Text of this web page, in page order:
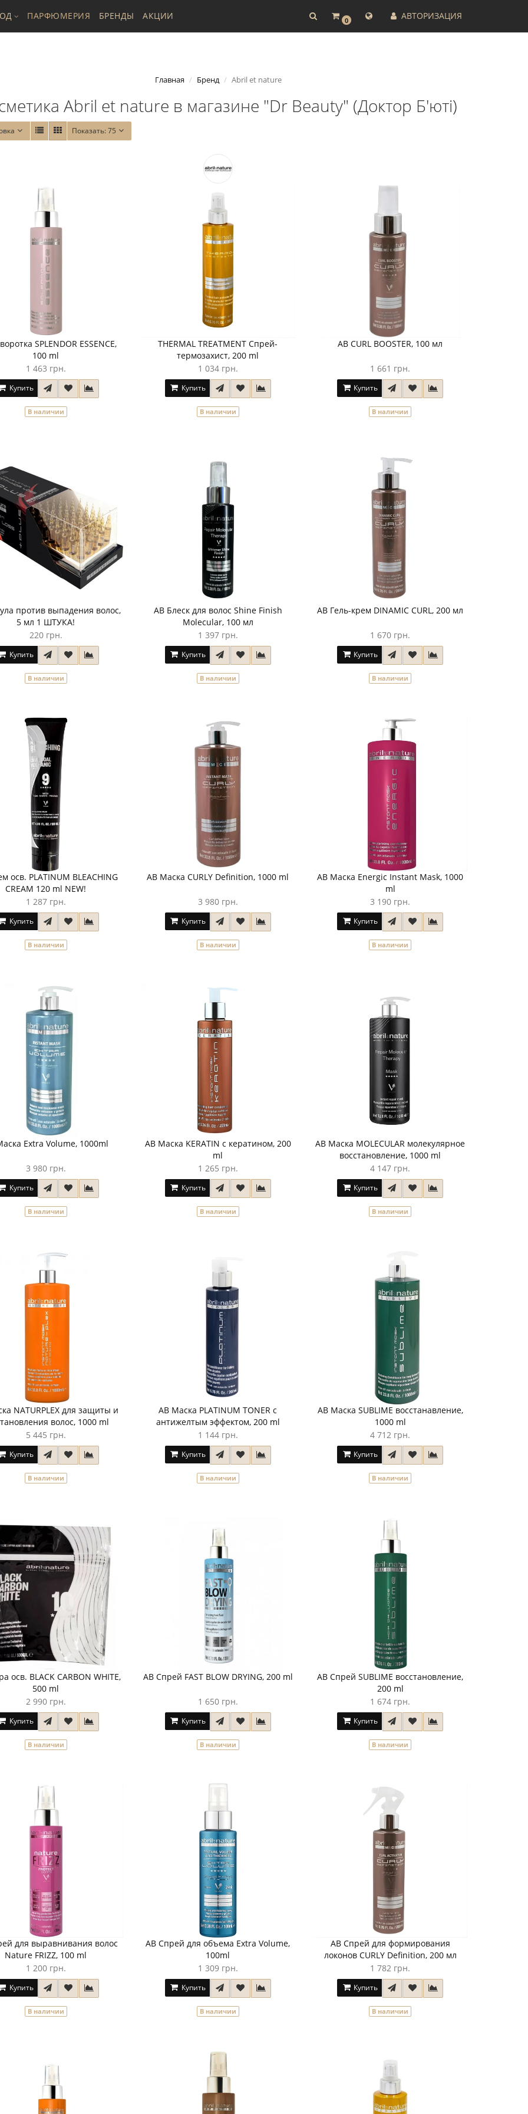
0 АВТОРИЗАЦИЯ
ПАРФЮМЕРИЯ БРЕНДЫ АКЦИИ
Главная Бренд Abril et nature
Abril et nature в магазине "Dr Beauty" (Доктор Б'юті)
Показать:75
SPLENDOR ESSENCE,
100 ml
1 463 грн.
Купить
В наличии
THERMAL TREATMENT Спрей-
термозахист, 200 ml
1 034 грн.
Купить
В наличии
AB CURL BOOSTER, 100 мл
1 661 грн.
Купить
В наличии
против выпадения волос,
5 мл 1 ШТУКА!
220 грн.
Купить
В наличии
AB Блеск для волос Shine Finish
Molecular, 100 мл
1 397 грн.
Купить
В наличии
AB Гель-крем DINAMIC CURL, 200 мл
1 670 грн.
Купить
В наличии
осв. PLATINUM BLEACHING
CREAM 120 ml NEW!
1 287 грн.
Купить
В наличии
AB Маска CURLY Definition, 1000 ml
3 980 грн.
Купить
В наличии
AB Маска Energic Instant Mask, 1000
ml
3 190 грн.
Купить
В наличии
Extra Volume, 1000ml
3 980 грн.
Купить
В наличии
AB Маска KERATIN с кератином, 200
ml
1 265 грн.
Купить
В наличии
AB Маска MOLECULAR молекулярное
восстановление, 1000 ml
4 147 грн.
Купить
В наличии
NATURPLEX для защиты и
волос, 1000 ml
5 445 грн.
Купить
В наличии
AB Маска PLATINUM TONER с
антижелтым эффектом, 200 ml
1 144 грн.
Купить
В наличии
AB Маска SUBLIME восстанавление,
1000 ml
4 712 грн.
Купить
В наличии
осв. BLACK CARBON WHITE,
500 ml
2 990 грн.
Купить
В наличии
AB Спрей FAST BLOW DRYING, 200 ml
1 650 грн.
Купить
В наличии
AB Спрей SUBLIME восстановление,
200 ml
1 674 грн.
Купить
В наличии
для выравнивания волос
Nature FRIZZ, 100 ml
1 200 грн.
Купить
В наличии
AB Спрей для объема Extra Volume,
100ml
1 309 грн.
Купить
В наличии
AB Спрей для формирования
локонов CURLY Definition, 200 мл
1 782 грн.
Купить
В наличии